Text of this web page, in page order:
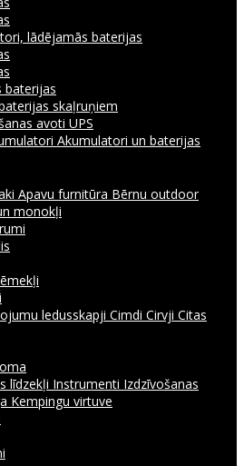
lādējamās baterijas
baterijas
skaļruņiem
avoti UPS
Akumulatori un baterijas
Apavu furnitūra Bērnu outdoor
monokļi
ledusskapji Cimdi Cirvji Citas
līdzekļi Instrumenti Izdzīvošanas
Kempingu virtuve